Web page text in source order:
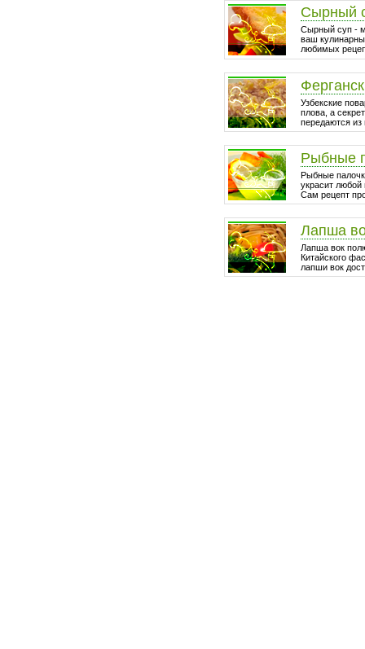
Сырный
Сырный суп -
ваш
любимых
Узбекские
плова, а
передаются из
Рыбные
Рыбные
украсит любой
Сам рецепт
Лапша
Лапша вок
Китайского
лапши вок